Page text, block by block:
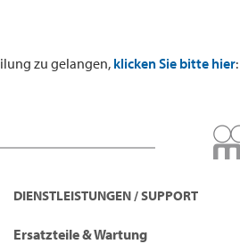
zu gelangen, klicken Sie bitte hier:
DIENSTLEISTUNGEN / SUPPORT
Ersatzteile & Wartung